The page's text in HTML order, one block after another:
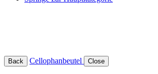
Back Cellophanbeutel Close